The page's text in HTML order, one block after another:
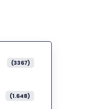
(3367)
(1.648)